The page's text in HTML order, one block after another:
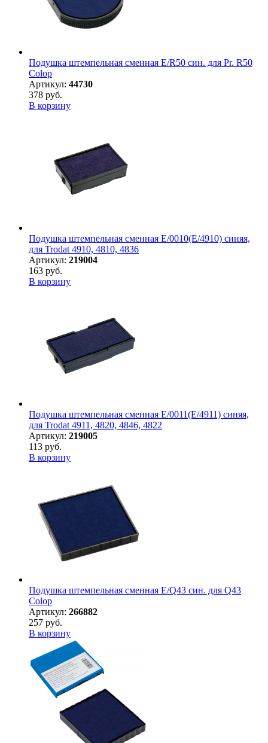
Подушка штемпельная сменная E/R50 син. для Pr. R50
Colop
Артикул: 44730
378 руб.
В корзину
Подушка штемпельная сменная E/0010(E/4910) синяя,
для Trodat 4910, 4810, 4836
Артикул: 219004
163 руб.
В корзину
Подушка штемпельная сменная E/0011(E/4911) синяя,
для Trodat 4911, 4820, 4846, 4822
Артикул: 219005
113 руб.
В корзину
Подушка штемпельная сменная E/Q43 син. для Q43
Colop
Артикул: 266882
257 руб.
В корзину